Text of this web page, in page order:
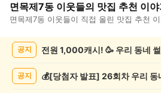
면목제7동 이웃들의 맛집 추천 이야
면목제7동 이웃들이 직접 올린 맛집 추천
공지 전원 1,000캐시! 🥳 우리 동네
공지